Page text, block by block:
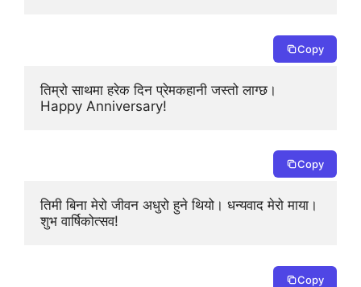
Copy
तिम्रो साथमा हरेक दिन प्रेमकहानी जस्तो लाग्छ।
Happy Anniversary!
Copy
तिमी बिना मेरो जीवन अधुरो हुने थियो। धन्यवाद मेरो माया।
शुभ वार्षिकोत्सव!
Copy